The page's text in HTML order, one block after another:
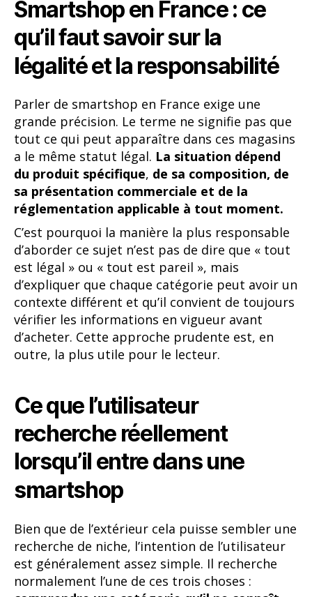
Smartshop en France : ce
qu’il faut savoir sur la
légalité et la responsabilité
Parler de smartshop en France exige une
grande précision. Le terme ne signifie pas que
tout ce qui peut apparaître dans ces magasins
a le même statut légal. La situation dépend
du produit spécifique, de sa composition, de
sa présentation commerciale et de la
réglementation applicable à tout moment.
C’est pourquoi la manière la plus responsable
d’aborder ce sujet n’est pas de dire que « tout
est légal » ou « tout est pareil », mais
d’expliquer que chaque catégorie peut avoir un
contexte différent et qu’il convient de toujours
vérifier les informations en vigueur avant
d’acheter. Cette approche prudente est, en
outre, la plus utile pour le lecteur.
Ce que l’utilisateur
recherche réellement
lorsqu’il entre dans une
smartshop
Bien que de l’extérieur cela puisse sembler une
recherche de niche, l’intention de l’utilisateur
est généralement assez simple. Il recherche
normalement l’une de ces trois choses :